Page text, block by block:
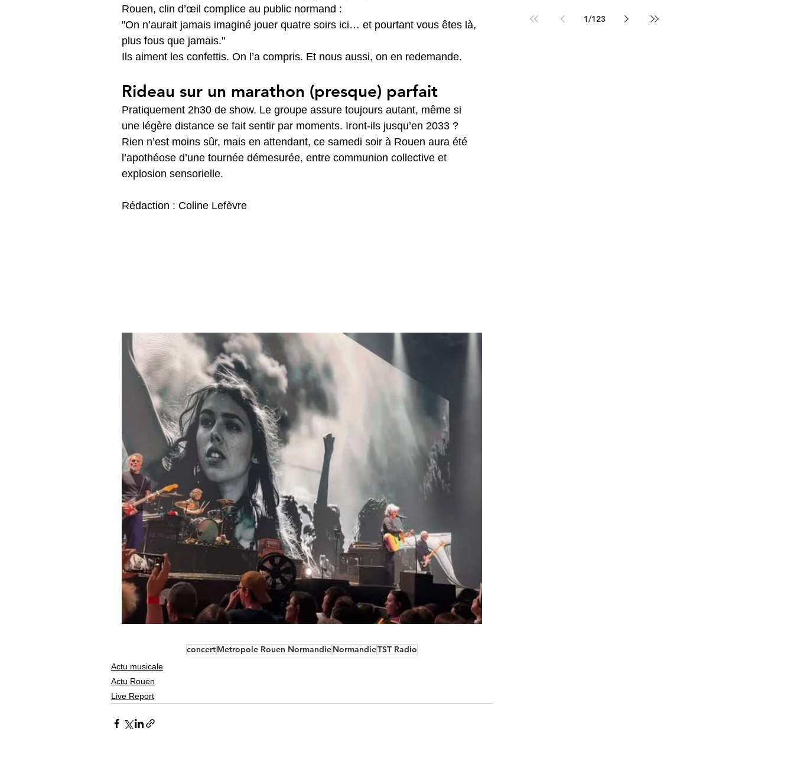
Rouen, clin d’œil complice au public normand :
"On n’aurait jamais imaginé jouer quatre soirs ici… et pourtant vous êtes là,
plus fous que jamais."
Ils aiment les confettis. On l’a compris. Et nous aussi, on en redemande.
Rideau sur un marathon (presque) parfait
Pratiquement 2h30 de show. Le groupe assure toujours autant, même si
une légère distance se fait sentir par moments. Iront-ils jusqu’en 2033 ?
Rien n’est moins sûr, mais en attendant, ce samedi soir à Rouen aura été
l’apothéose d’une tournée démesurée, entre communion collective et
explosion sensorielle.
Rédaction : Coline Lefèvre
concertMetropole Rouen NormandieNormandieTST Radio
Actu musicale
Actu Rouen
Live Report
1/123